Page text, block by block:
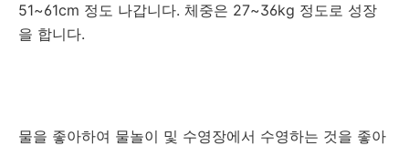
51~61cm 정도 나갑니다. 체중은 27~36kg 정도로 성장
을 합니다.
물을 좋아하여 물놀이 및 수영장에서 수영하는 것을 좋아